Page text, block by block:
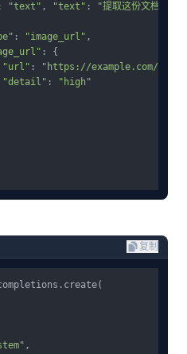
: "text" , "text" :
"提取这份文档中的
: "image_url" ,
: {
"url" :
"https://example.com/
"detail" :
"high"
复制
,